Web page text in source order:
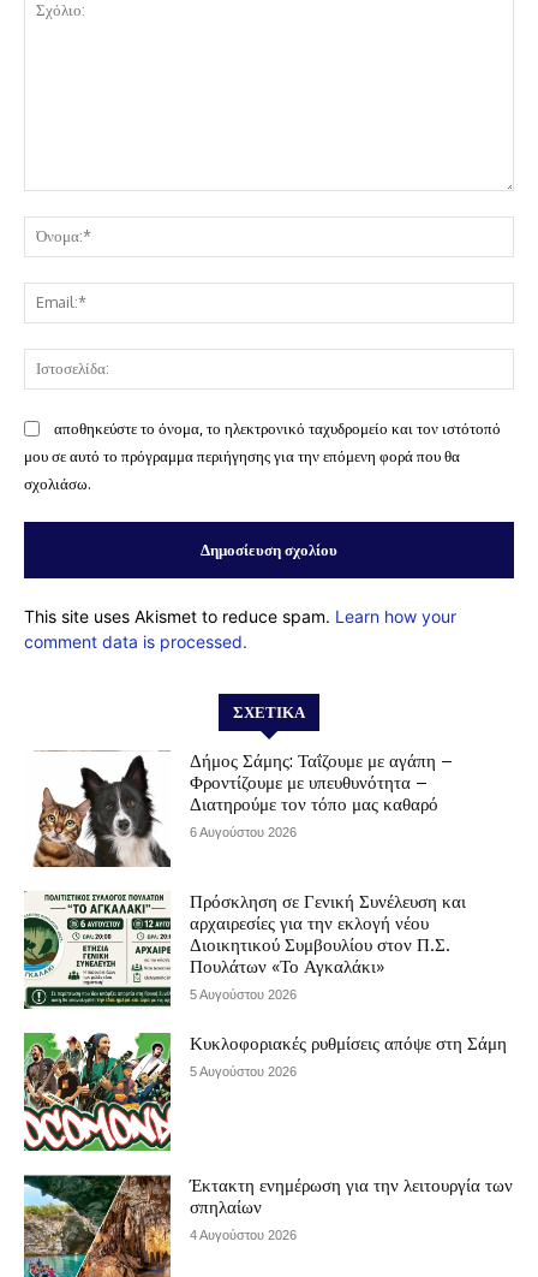
αποθηκεύστε το όνομα, το ηλεκτρονικό ταχυδρομείο και τον ιστότοπό
μου σε αυτό το πρόγραμμα περιήγησης για την επόμενη φορά που θα
σχολιάσω.
This site uses Akismet to reduce spam. Learn how your
comment data is processed.
ΣΧΕΤΙΚΆ
Δήμος Σάμης: Ταΐζουμε με αγάπη –
Φροντίζουμε με υπευθυνότητα –
Διατηρούμε τον τόπο μας καθαρό
6 Αυγούστου 2026
Πρόσκληση σε Γενική Συνέλευση και
αρχαιρεσίες για την εκλογή νέου
Διοικητικού Συμβουλίου στον Π.Σ.
Πουλάτων «Το Αγκαλάκι»
5 Αυγούστου 2026
Κυκλοφοριακές ρυθμίσεις απόψε στη Σάμη
5 Αυγούστου 2026
Έκτακτη ενημέρωση για την λειτουργία των
σπηλαίων
4 Αυγούστου 2026